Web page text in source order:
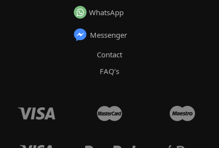
WhatsApp
Messenger
Contact
FAQ’s